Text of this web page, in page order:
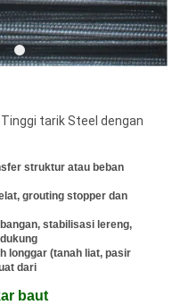
tarik Steel dengan
struktur atau beban
grouting stopper dan
stabilisasi lereng,
longgar (tanah liat, pasir
dari
baut